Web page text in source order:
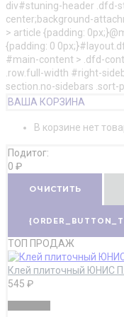
div#stuning-header .dfd-
center;background-
> article {padding:
{padding: 0
#main-content > .dfd-
.row.full-width #right-
section.no-sidebars
ВАША КОРЗИНА
В корзине нет
Подитог:
0 ₽
ОЧИСТИТЬ
ТОП ПРОДАЖ
Клей плиточный ЮНИС
545 ₽